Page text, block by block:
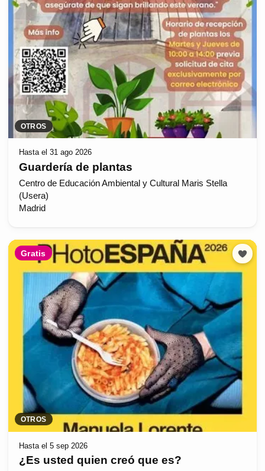
OTROS
Hasta el 31 ago 2026
Guardería de plantas
Centro de Educación Ambiental y Cultural Maris Stella
(Usera)
Madrid
Gratis
OTROS
Hasta el 5 sep 2026
¿Es usted quien creó que es?